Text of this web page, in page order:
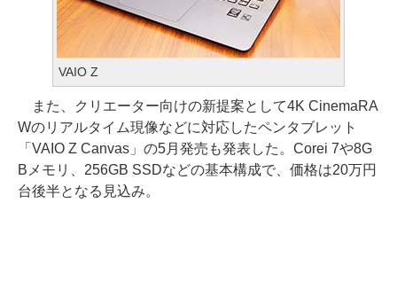
VAIO Z
また、クリエーター向けの新提案として4K CinemaRA
Wのリアルタイム現像などに対応したペンタブレット
「VAIO Z Canvas」の5月発売も発表した。Corei 7や8G
Bメモリ、256GB SSDなどの基本構成で、価格は20万円
台後半となる見込み。